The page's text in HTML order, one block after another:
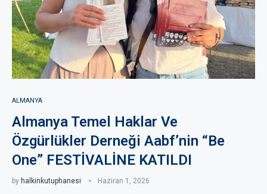
ALMANYA
Almanya Temel Haklar Ve
Özgürlükler Derneği Aabf’nin “Be
One” FESTİVALİNE KATILDI
by halkinkutuphanesi Haziran 1, 2026